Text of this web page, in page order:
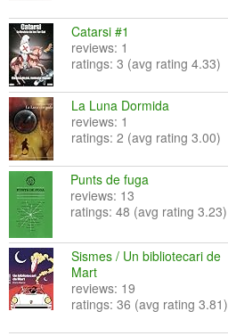
Catarsi #1
reviews: 1
ratings: 3 (avg rating 4.33)
La Luna Dormida
reviews: 1
ratings: 2 (avg rating 3.00)
Punts de fuga
reviews: 13
ratings: 48 (avg rating 3.23)
Sismes / Un bibliotecari de
Mart
reviews: 19
ratings: 36 (avg rating 3.81)